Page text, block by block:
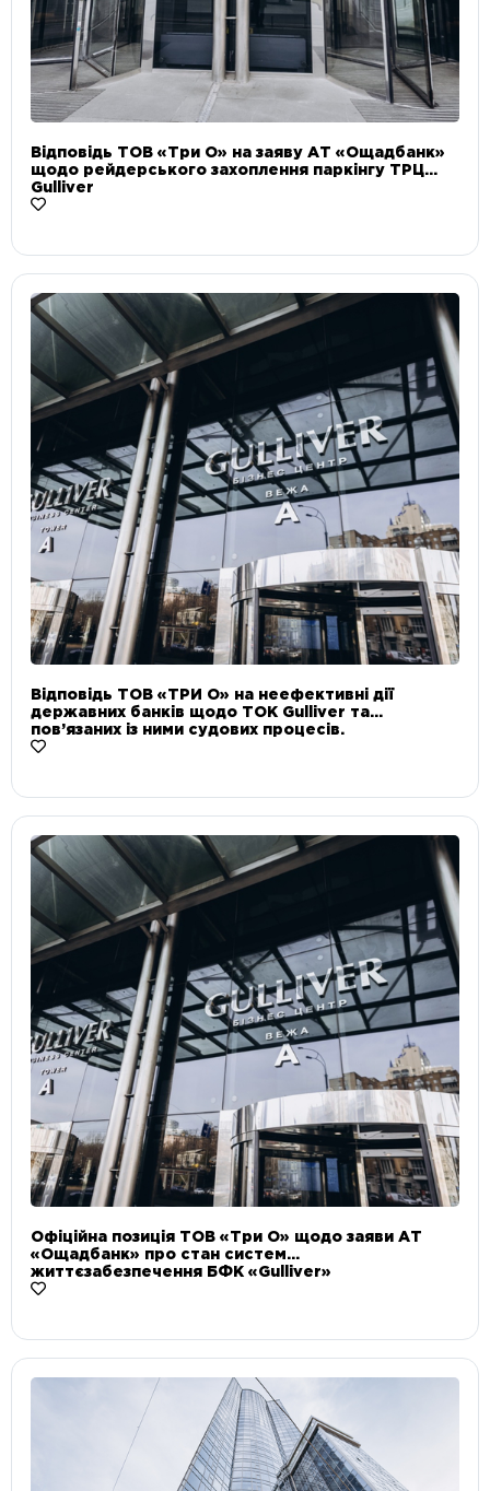
Відповідь ТОВ «Три О» на заяву АТ «Ощадбанк»
щодо рейдерського захоплення паркінгу ТРЦ
Gulliver
Відповідь ТОВ «ТРИ О» на неефективні дії
державних банків щодо ТОК Gulliver та
пов’язаних із ними судових процесів.
Офіційна позиція ТОВ «Три О» щодо заяви АТ
«Ощадбанк» про стан систем
життєзабезпечення БФК «Gulliver»